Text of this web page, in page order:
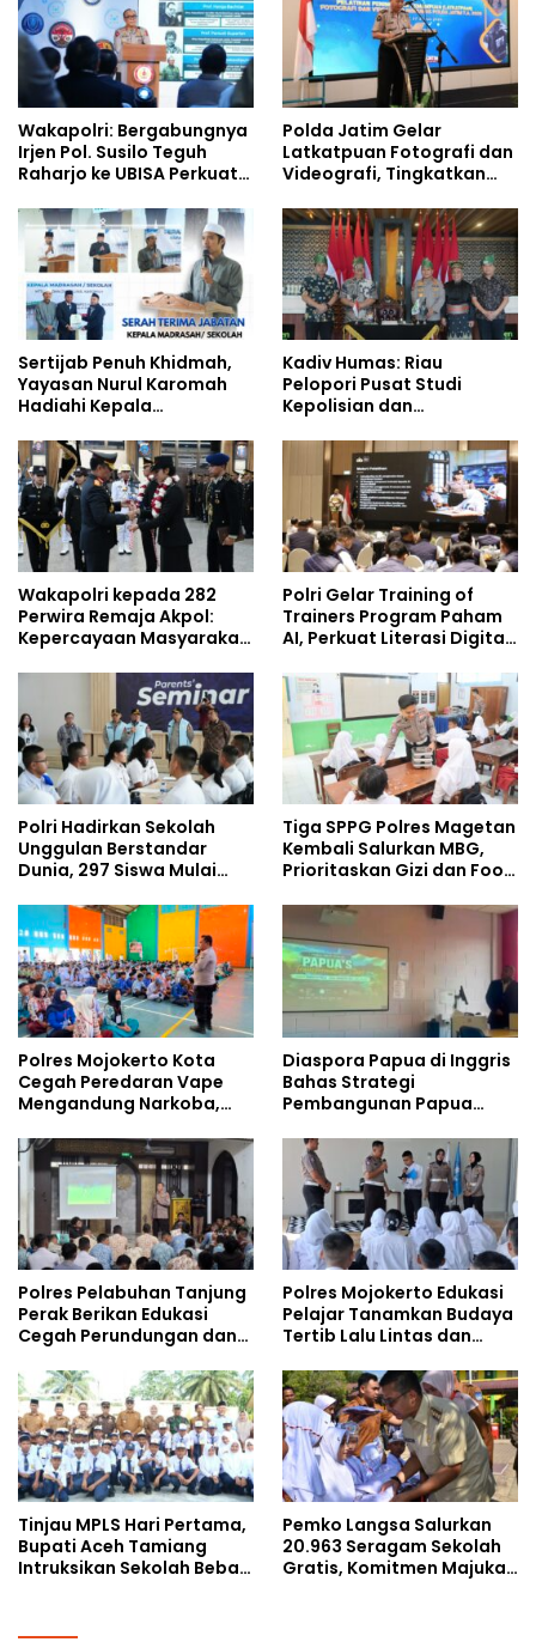
Wakapolri: Bergabungnya
Irjen Pol. Susilo Teguh
Raharjo ke UBISA Perkuat
Studi Kepolisian
Polda Jatim Gelar
Latkatpuan Fotografi dan
Videografi, Tingkatkan
Era Digital
Sertijab Penuh Khidmah,
Yayasan Nurul Karomah
Hadiahi Kepala
Umrah
Kadiv Humas: Riau
Pelopori Pusat Studi
Kepolisian dan
Policing Masuki Babak
Wakapolri kepada 282
Perwira Remaja Akpol:
Kepercayaan Masyarakat
Polri Gelar Training of
Trainers Program Paham
AI, Perkuat Literasi Digital
Polri Hadirkan Sekolah
Unggulan Berstandar
Dunia, 297 Siswa Mulai
Tiga SPPG Polres Magetan
Kembali Salurkan MBG,
Prioritaskan Gizi dan Food
Polres Mojokerto Kota
Cegah Peredaran Vape
Mengandung Narkoba,
Kalangan Remaja
Diaspora Papua di Inggris
Bahas Strategi
Pembangunan Papua
Doktoral Internasional
Polres Pelabuhan Tanjung
Perak Berikan Edukasi
Cegah Perundungan dan
kepada Pelajar MPLS
Polres Mojokerto Edukasi
Pelajar Tanamkan Budaya
Tertib Lalu Lintas dan
Tinjau MPLS Hari Pertama,
Bupati Aceh Tamiang
Intruksikan Sekolah Bebas
Pemko Langsa Salurkan
20.963 Seragam Sekolah
Gratis, Komitmen Majukan